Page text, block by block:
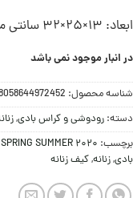
ابعاد: 13×25×32 سانتی متر
در انبار موجود نمی باشد
شناسه محصول:
دسته: رودوشی و کراس بادی,
برچسب: SPRING SUMMER 2020
بادی,زنانه,کیف زنانه